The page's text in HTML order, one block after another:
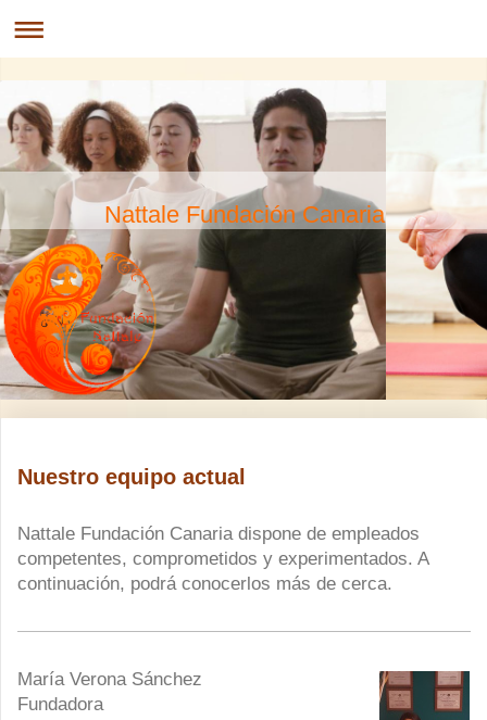
Nattale Fundación Canaria
Nuestro equipo actual
Nattale Fundación Canaria dispone de empleados
competentes, comprometidos y experimentados. A
continuación, podrá conocerlos más de cerca.
María Verona Sánchez
Fundadora